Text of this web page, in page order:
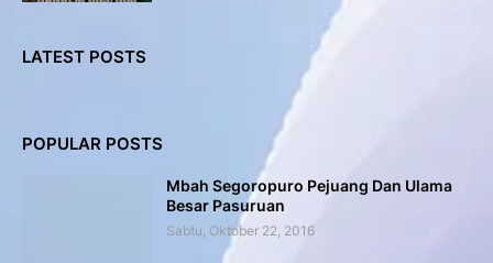
LATEST POSTS
POPULAR POSTS
Mbah Segoropuro Pejuang Dan Ulama
Besar Pasuruan
Sabtu, Oktober 22, 2016